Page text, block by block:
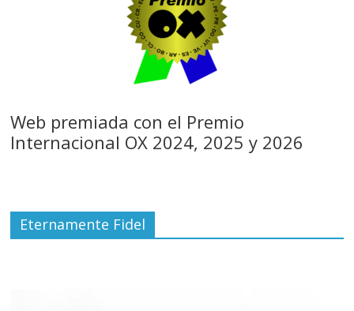
Web premiada con el Premio
Internacional OX 2024, 2025 y 2026
Eternamente Fidel